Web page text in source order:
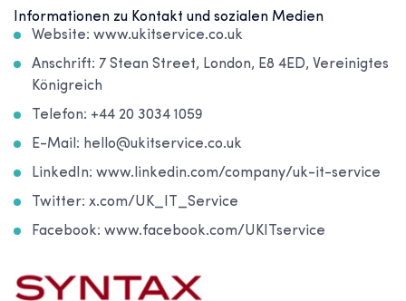
Informationen zu Kontakt und sozialen Medien
Website: www.ukitservice.co.uk
Anschrift: 7 Stean Street, London, E8 4ED, Vereinigtes
Königreich
Telefon: +44 20 3034 1059
E-Mail: hello@ukitservice.co.uk
LinkedIn: www.linkedin.com/company/uk-it-service
Twitter: x.com/UK_IT_Service
Facebook: www.facebook.com/UKITservice